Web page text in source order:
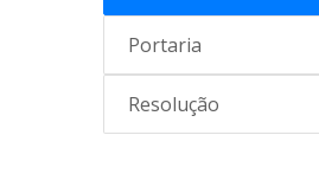
Portaria
Resolução